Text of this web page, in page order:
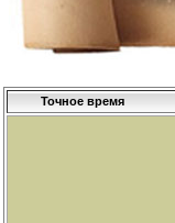
Точное время